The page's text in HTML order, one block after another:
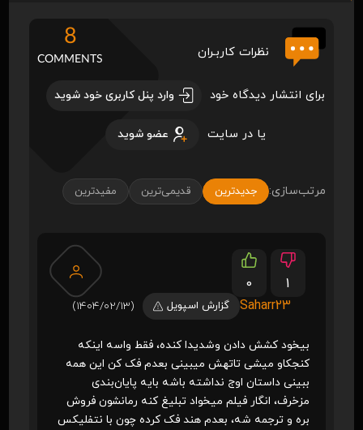
نظرات کاربـران
8
COMMENTS
برای انتشار دیدگاه خود وارد پنل کاربری خود شوید
یا در سایت عضو شوید
مرتب‌سازی: جدیدترین قدیمی‌ترین مفیدترین
0
1
Saharr23
گزارش اسپویل (1404/02/13)
بیخود کشش دادن وشدیدا کنده، فقط واسه اینکه
کنجکاو میشی تاتهش میبینی بعدم فک کن این همه
ببینی داستان اوج نداشته باشه بایه پایان‌بندی
مزخرف، انگار فیلم میخواد تبلیغ کنه رمانشون فروش
بره و ترجمه شه، بعدم هند فک کرده چون با نتفلیکس